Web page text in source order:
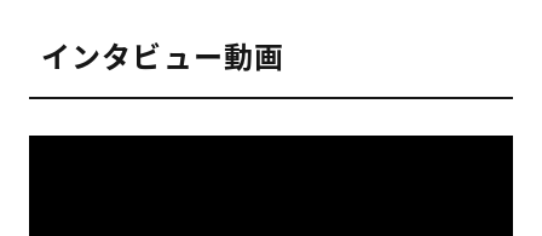
インタビュー動画